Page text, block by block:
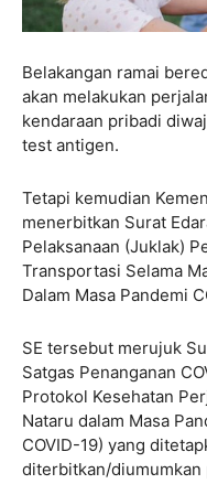
Belakangan ramai
akan melakukan
kendaraan pribadi
test antigen.
Tetapi kemudian
menerbitkan Surat
Pelaksanaan (Juklak)
Transportasi Selama
Dalam Masa Pandemi
SE tersebut merujuk
Satgas Penanganan
Protokol Kesehatan
Nataru dalam Masa
COVID-19) yang
diterbitkan/diumumkan